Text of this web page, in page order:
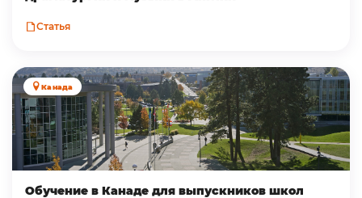
Статья
Канада
Обучение в Канаде для выпускников школ